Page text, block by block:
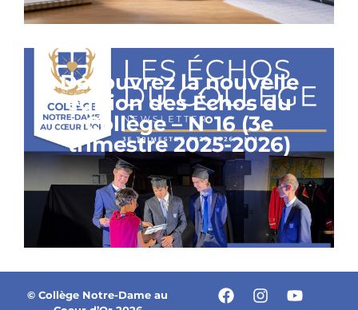
Découvrez la nouvelle
édition des Échos du
Collège – N°16 (3e
trimestre 2025-2026)
© Collège Notre-Dame au